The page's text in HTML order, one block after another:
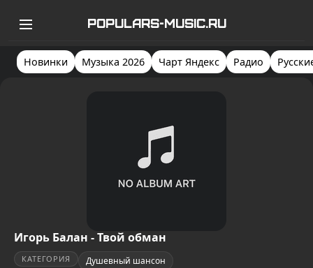
POPULARS-MUSIC.RU
Новинки Музыка 2026 Чарт Яндекс Радио
Игорь Балан - Твой обман
КАТЕГОРИЯ Душевный шансон